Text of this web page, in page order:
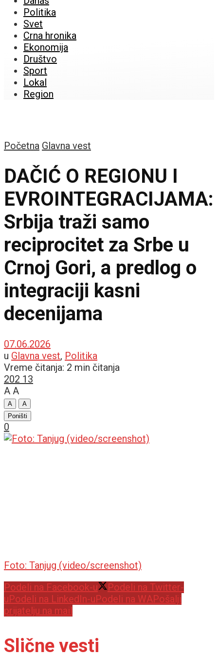
Politika
Svet
Crna hronika
Ekonomija
Društvo
Sport
Lokal
Region
Početna Glavna vest
DAČIĆ O REGIONU I
EVROINTEGRACIJAMA:
Srbija traži samo
reciprocitet za Srbe u
Crnoj Gori, a predlog o
integraciji kasni
decenijama
07.06.2026
u Glavna vest, Politika
Vreme čitanja: 2 min čitanja
202 13
A A
A
A
Poništi
0
Foto: Tanjug (video/screenshot)
Podeli na Facebook-u
Podeli na Twitter-
uPodeli na LinkedIn-uPodeli na WAPošalji
prijatelju na mail
Slične vesti